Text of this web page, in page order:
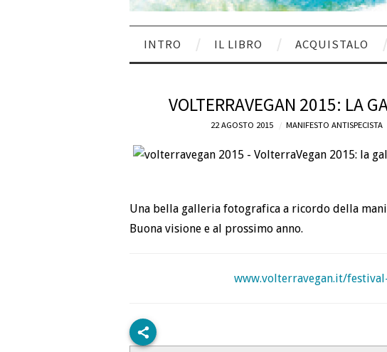
INTRO IL LIBRO ACQUISTALO
VOLTERRAVEGAN 2015: LA
22 AGOSTO 2015 MANIFESTO ANTISPECISTA
Una bella galleria fotografica a ricordo della
Buona visione e al prossimo anno.
www.volterravegan.it/